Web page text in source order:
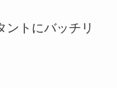
ントにバッチリ